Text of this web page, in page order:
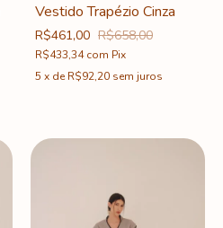
Vestido Trapézio Cinza
R$461,00 R$658,00
R$433,34com Pix
5 x deR$92,20 sem juros